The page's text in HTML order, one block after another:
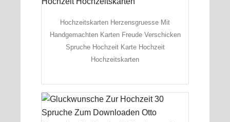
Hochzeitskarten Herzensgruesse Mit
Handgemachten Karten Freude Verschicken
Spruche Hochzeit Karte Hochzeit
Hochzeitskarten